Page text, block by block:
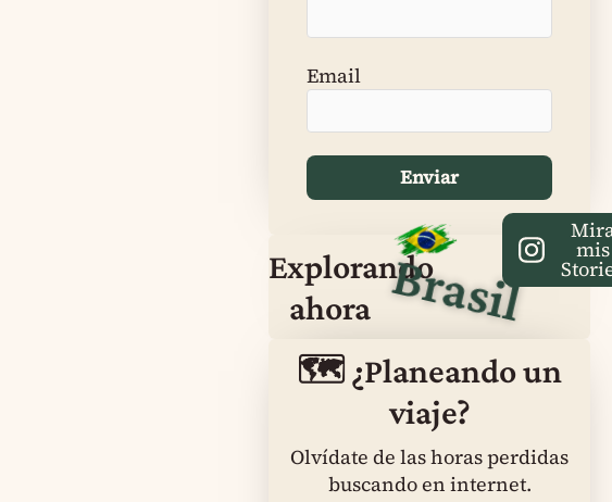
Email
Explorando
ahora Brasil mis
🗺️ ¿Planeando un
viaje?
Olvídate de las horas perdidas
buscando en internet.